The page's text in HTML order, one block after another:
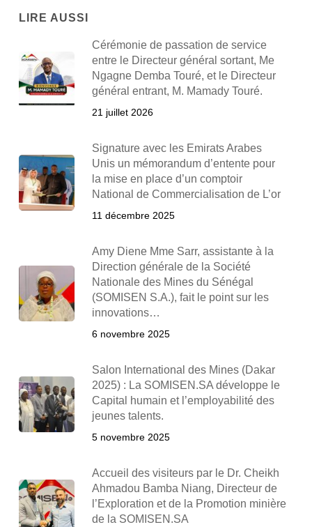
LIRE AUSSI
Cérémonie de passation de service
entre le Directeur général sortant, Me
Ngagne Demba Touré, et le Directeur
général entrant, M. Mamady Touré.
21 juillet 2026
Signature avec les Emirats Arabes
Unis un mémorandum d’entente pour
la mise en place d’un comptoir
National de Commercialisation de L’or
11 décembre 2025
Amy Diene Mme Sarr, assistante à la
Direction générale de la Société
Nationale des Mines du Sénégal
(SOMISEN S.A.), fait le point sur les
innovations…
6 novembre 2025
Salon International des Mines (Dakar
2025) : La SOMISEN.SA développe le
Capital humain et l’employabilité des
jeunes talents.
5 novembre 2025
Accueil des visiteurs par le Dr. Cheikh
Ahmadou Bamba Niang, Directeur de
l’Exploration et de la Promotion minière
de la SOMISEN.SA